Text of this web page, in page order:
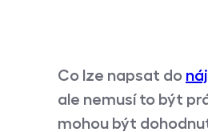
Co lze napsat do
ale nemusí to být
mohou být